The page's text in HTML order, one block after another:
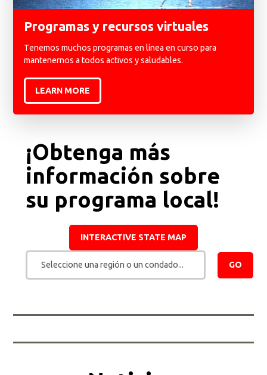
Programas y recursos virtuales
Tenemos muchos programas en línea en curso para
mantenernos a todos activos y saludables.
LEARN MORE
¡Obtenga más
información sobre
su programa local!
INTERACTIVE STATE MAP
Seleccione una región o un condado... GO